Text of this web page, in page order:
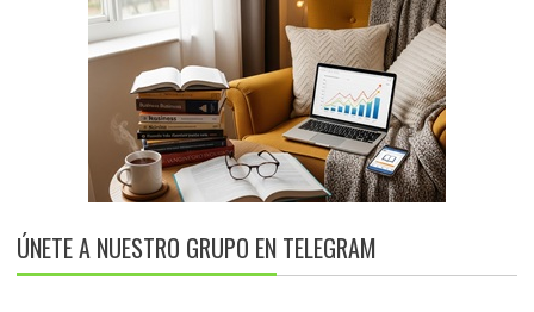
ÚNETE A NUESTRO GRUPO EN TELEGRAM